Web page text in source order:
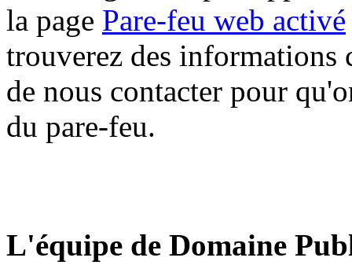
la page Pare-feu web activé
trouverez des informations
de nous contacter pour
du pare-feu.
L'équipe de Domaine